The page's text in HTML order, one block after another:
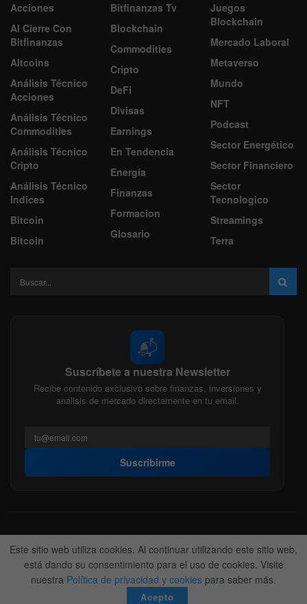
Acciones
Al Cierre Con
Bitfinanzas
Altcoins
Análisis Técnico
Acciones
Análisis Técnico
Commodities
Análisis Técnico
Cripto
Análisis Técnico
Indices
Bitcoin
Bitcoin
Bitfinanzas Tv
Blockchain
Commodities
Cripto
DeFi
Divisas
Earnings
En Tendencia
Energía
Finanzas
Formacion
Glosario
Juegos
Blockchain
Mercado Laboral
Metaverso
Mundo
NFT
Podcast
Sector Energético
Sector Financiero
Sector
Tecnologico
Streamings
Terra
📬
Suscríbete a nuestra Newsletter
Recibe contenido exclusivo sobre finanzas, inversiones y
análisis de mercado directamente en tu email.
Suscribirme
Acerca de nosotros Politica Editorial
Nuestro Equipo
Contactanos
Anunciate
© 2022-2026BitFinanzas- Hecho porTeam DM. 😎
Este sitio web utiliza cookies. Al continuar utilizando este sitio web,
está dando su consentimiento para el uso de cookies. Visite
nuestra Política de privacidad y cookies para saber más.
Acepto